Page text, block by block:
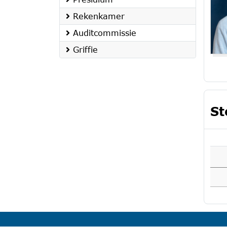
Rekenkamer
Auditcommissie
Griffie